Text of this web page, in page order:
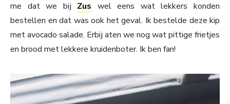
me dat we bij Zus wel eens wat lekkers konden
bestellen en dat was ook het geval. Ik bestelde deze kip
met avocado salade. Erbij aten we nog wat pittige frietjes
en brood met lekkere kruidenboter. Ik ben fan!